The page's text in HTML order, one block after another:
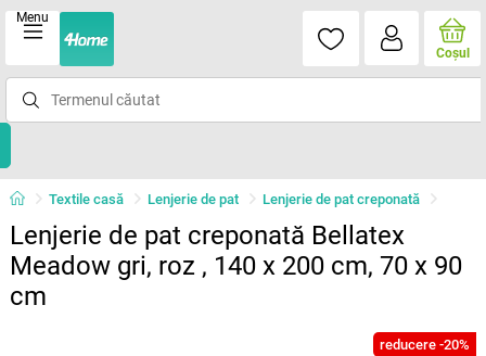
Menu
Coşul
Textile casă Lenjerie de pat Lenjerie de pat creponată
Lenjerie de pat creponată Bellatex
Meadow gri, roz , 140 x 200 cm, 70 x 90
cm
reducere -20%